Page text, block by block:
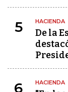
5 HACIENDA
De la
6 HACIENDA